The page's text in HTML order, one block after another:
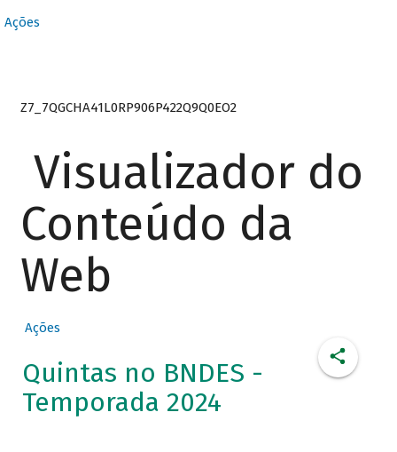
Ações
Z7_7QGCHA41L0RP906P422Q9Q0EO2
Visualizador do
Conteúdo da
Web
Ações
Quintas no BNDES -
Temporada 2024